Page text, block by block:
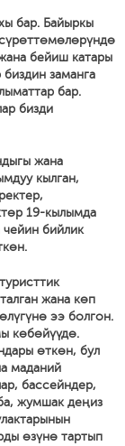
бар. Байыркы
бейиш катары
заманга
бар.
бизди
жана
кылган,
19-кылымда
бийлик
жана көп
ээ болгон.
көбөйүүдө.
өткөн, бул
маданий
бассейндер,
жумшак деңиз
өзүнө тартып